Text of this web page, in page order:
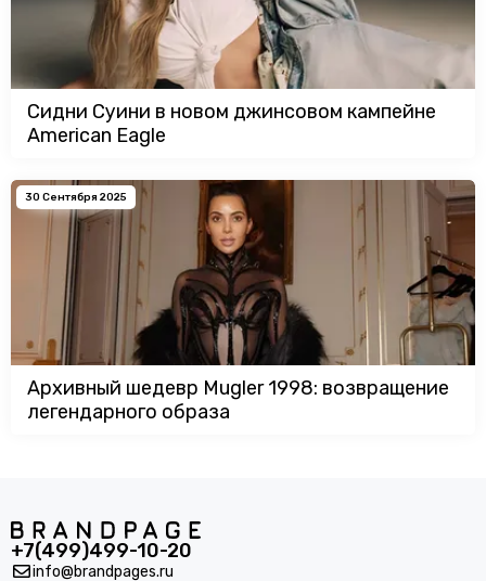
Сидни Суини в новом джинсовом кампейне
American Eagle
30 Сентября 2025
Архивный шедевр Mugler 1998: возвращение
легендарного образа
+7(499)499-10-20
info@brandpages.ru